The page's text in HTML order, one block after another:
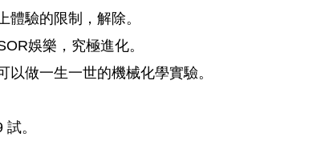
體驗的限制，解除。
娛樂，究極進化。
做一生一世的機械化學實驗。
。